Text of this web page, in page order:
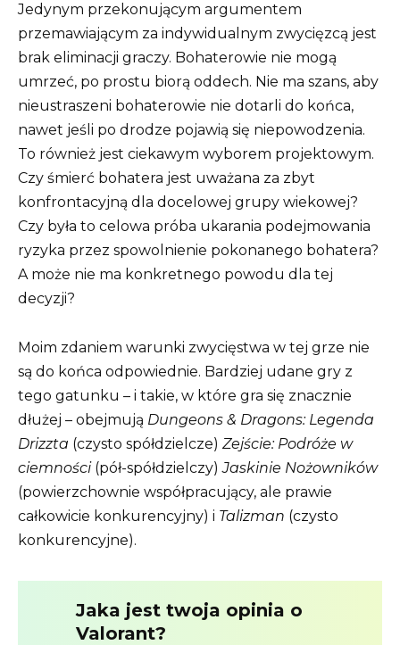
Jedynym przekonującym argumentem
przemawiającym za indywidualnym zwycięzcą jest
brak eliminacji graczy. Bohaterowie nie mogą
umrzeć, po prostu biorą oddech. Nie ma szans, aby
nieustraszeni bohaterowie nie dotarli do końca,
nawet jeśli po drodze pojawią się niepowodzenia.
To również jest ciekawym wyborem projektowym.
Czy śmierć bohatera jest uważana za zbyt
konfrontacyjną dla docelowej grupy wiekowej?
Czy była to celowa próba ukarania podejmowania
ryzyka przez spowolnienie pokonanego bohatera?
A może nie ma konkretnego powodu dla tej
decyzji?
Moim zdaniem warunki zwycięstwa w tej grze nie
są do końca odpowiednie. Bardziej udane gry z
tego gatunku – i takie, w które gra się znacznie
dłużej – obejmują Dungeons & Dragons: Legenda
Drizzta (czysto spółdzielcze) Zejście: Podróże w
ciemności(pół-spółdzielczy)Jaskinie Nożowników
(powierzchownie współpracujący, ale prawie
całkowicie konkurencyjny) i Talizman (czysto
konkurencyjne).
Jaka jest twoja opinia o
Valorant?